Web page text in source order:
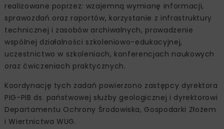
realizowane poprzez: wzajemną wymianę informacji,
sprawozdań oraz raportów, korzystanie z infrastruktury
technicznej i zasobów archiwalnych, prowadzenie
wspólnej działalności szkoleniowo-edukacyjnej,
uczestnictwo w szkoleniach, konferencjach naukowych
oraz ćwiczeniach praktycznych.
Koordynację tych zadań powierzono zastępcy dyrektora
PIG-PIB ds. państwowej służby geologicznej i dyrektorowi
Departamentu Ochrony Środowiska, Gospodarki Złożem
i Wiertnictwa WUG.